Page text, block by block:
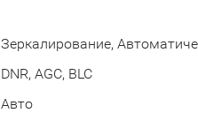
Зеркалирование,
DNR, AGC, BLC
Авто